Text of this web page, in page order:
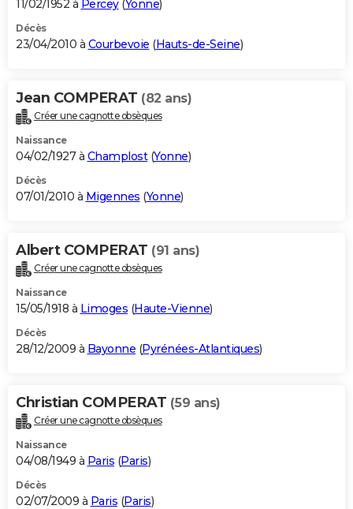
11/02/1952 à Percey(Yonne)
Décès
23/04/2010 à Courbevoie (Hauts-de-Seine)
Jean COMPERAT (82 ans)
Créer une cagnotte obsèques
Naissance
04/02/1927 à Champlost(Yonne)
Décès
07/01/2010 à Migennes (Yonne)
Albert COMPERAT (91 ans)
Créer une cagnotte obsèques
Naissance
15/05/1918 à Limoges (Haute-Vienne)
Décès
28/12/2009 à Bayonne (Pyrénées-Atlantiques)
Christian COMPERAT (59 ans)
Créer une cagnotte obsèques
Naissance
04/08/1949 à Paris (Paris)
Décès
02/07/2009 à Paris (Paris)